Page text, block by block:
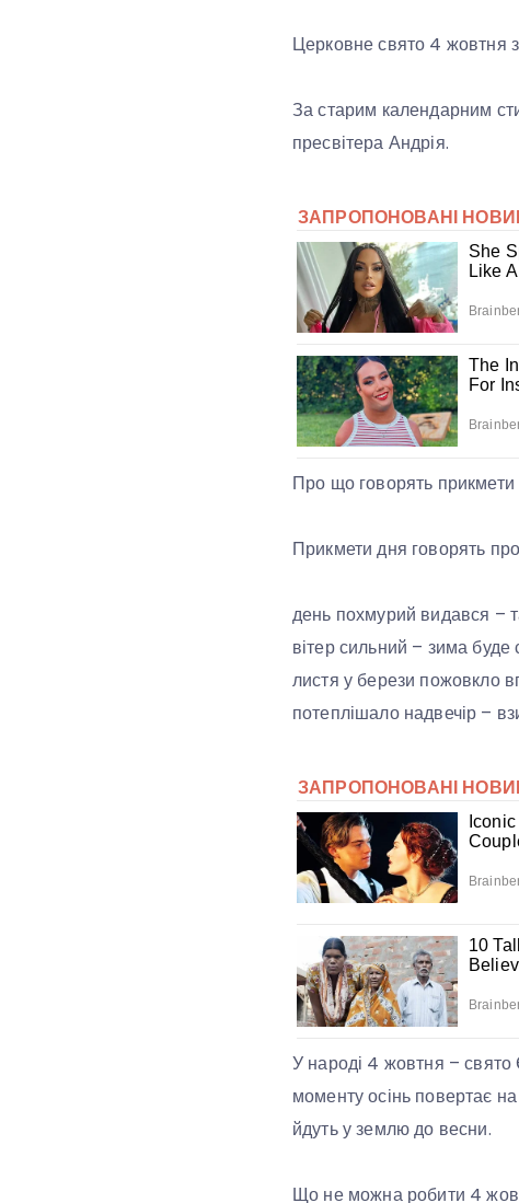
Церковне свято 4 жовтня
За старим календарним
пресвітера Андрія.
Про що говорять
Прикмети дня говорять
день похмурий видався –
вітер сильний – зима буде
листя у берези пожовкло
потеплішало надвечір –
У народі 4 жовтня –
моменту осінь повертає
йдуть у землю до весни.
Що не можна робити 4